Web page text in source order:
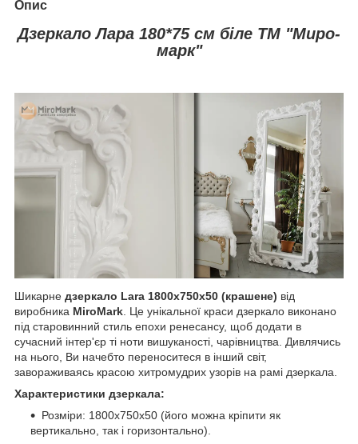
Опис
Дзеркало Лара 180*75 см біле ТМ "Миро-
марк"
Шикарне дзеркало Lara 1800x750x50 (крашене) від
виробника MiroMark . Це унікальної краси дзеркало виконано
під старовинний стиль епохи ренесансу, щоб додати в
сучасний інтер'єр ті ноти вишуканості, чарівництва. Дивлячись
на нього, Ви начебто переноситеся в інший світ,
завораживаясь красою хитромудрих узорів на рамі дзеркала.
Характеристики дзеркала:
Розміри: 1800x750x50 (його можна кріпити як
вертикально, так і горизонтально).